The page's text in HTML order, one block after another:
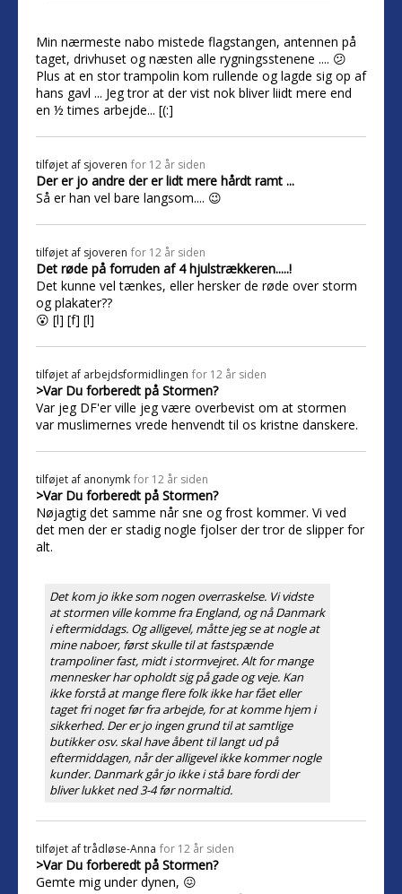
Min nærmeste nabo mistede flagstangen, antennen på
taget, drivhuset og næsten alle rygningsstenene .... 😕
Plus at en stor trampolin kom rullende og lagde sig op af
hans gavl ... Jeg tror at der vist nok bliver liidt mere end
en ½ times arbejde... [(:]
tilføjet af sjoveren for 12 år siden
Der er jo andre der er lidt mere hårdt ramt ...
Så er han vel bare langsom.... 😉
tilføjet af sjoveren for 12 år siden
Det røde på forruden af 4 hjulstrækkeren.....!
Det kunne vel tænkes, eller hersker de røde over storm
og plakater??
😮 [l] [f] [l]
tilføjet af arbejdsformidlingen for 12 år siden
>Var Du forberedt på Stormen?
Var jeg DF'er ville jeg være overbevist om at stormen
var muslimernes vrede henvendt til os kristne danskere.
tilføjet af anonymk for 12 år siden
>Var Du forberedt på Stormen?
Nøjagtig det samme når sne og frost kommer. Vi ved
det men der er stadig nogle fjolser der tror de slipper for
alt.
Det kom jo ikke som nogen overraskelse. Vi vidste
at stormen ville komme fra England, og nå Danmark
i eftermiddags. Og alligevel, måtte jeg se at nogle at
mine naboer, først skulle til at fastspænde
trampoliner fast, midt i stormvejret. Alt for mange
mennesker har opholdt sig på gade og veje. Kan
ikke forstå at mange flere folk ikke har fået eller
taget fri noget før fra arbejde, for at komme hjem i
sikkerhed. Der er jo ingen grund til at samtlige
butikker osv. skal have åbent til langt ud på
eftermiddagen, når der alligevel ikke kommer nogle
kunder. Danmark går jo ikke i stå bare fordi der
bliver lukket ned 3-4 før normaltid.
tilføjet aftrådløse-Anna for 12 år siden
>Var Du forberedt på Stormen?
Gemte mig under dynen, 😖